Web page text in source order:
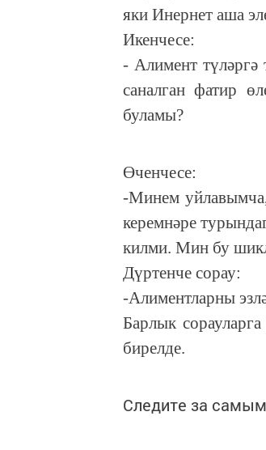
яки Инернет аша
Икенчесе:
- Алимент
саналган фатир
буламы?
Өченчесе:
-Минем
керемнәре
килми. Мин бу
Дүртенче сорау:
-Алиментларны
Барлык
бирелде.
Следите за